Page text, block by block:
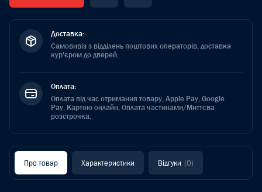
Доставка:
Самовивіз з відділень поштових операторів, доставка
кур'єром до дверей.
Оплата:
Оплата під час отримання товару, Apple Pay, Google
Pay, Картою онлайн, Оплата частинами/Миттєва
розстрочка.
Про товар Характеристики Відгуки (0)